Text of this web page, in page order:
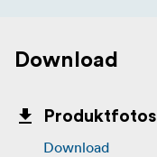
Download
Produktfotos
Download